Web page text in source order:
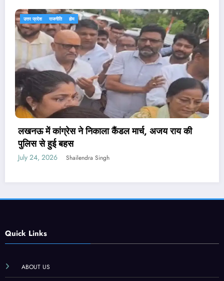
एजुकेशन देश-दुनिया राजनीति होम
पेपर लीक संशोधन बिल पर मंत्री वैष्णव ने नहीं दिया जवाब,
PM मोदी ने कही थी सख्त कानून लाने की बात
July 24, 2026 Shailendra Singh
Quick Links
ABOUT US